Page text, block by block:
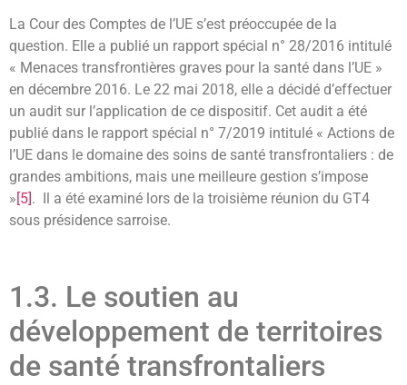
La Cour des Comptes de l’UE s’est préoccupée de la
question. Elle a publié un rapport spécial n° 28/2016 intitulé
« Menaces transfrontières graves pour la santé dans l’UE »
en décembre 2016. Le 22 mai 2018, elle a décidé d’effectuer
un audit sur l’application de ce dispositif. Cet audit a été
publié dans le rapport spécial n° 7/2019 intitulé « Actions de
l’UE dans le domaine des soins de santé transfrontaliers : de
grandes ambitions, mais une meilleure gestion s’impose
» [5] . Il a été examiné lors de la troisième réunion du GT4
sous présidence sarroise.
1.3. Le soutien au
développement de territoires
de santé transfrontaliers